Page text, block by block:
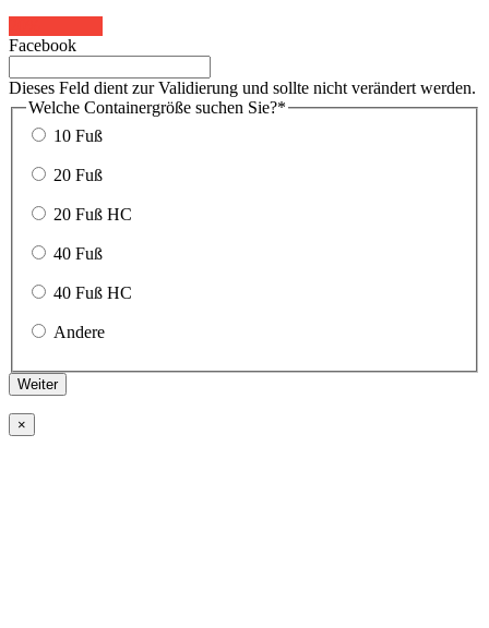
Facebook
Dieses Feld dient zur Validierung und sollte nicht verändert werden.
Welche Containergröße suchen Sie?*
10 Fuß
20 Fuß
20 Fuß HC
40 Fuß
40 Fuß HC
Andere
Weiter
×